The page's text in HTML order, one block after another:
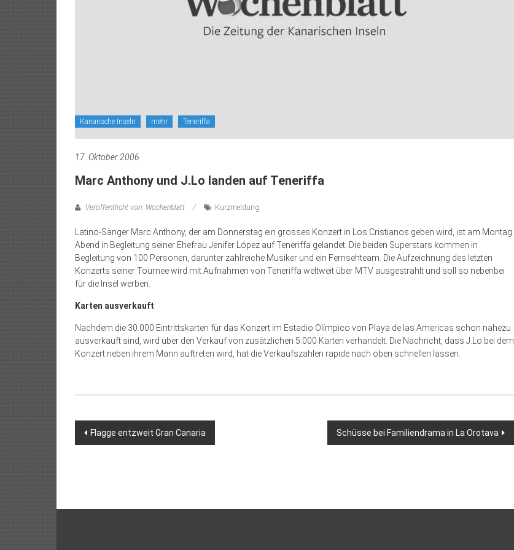
Kanarische Inseln mehr Teneriffa
17. Oktober 2006
Marc Anthony und J.Lo landen auf Teneriffa
Veröffentlicht von: Wochenblatt Kurzmeldung
Latino-Sänger Marc Anthony, der am Donnerstag ein grosses Konzert in Los Cristianos geben wird, ist am Montag
Abend in Begleitung seiner Ehefrau Jenifer López auf Teneriffa gelandet. Die beiden Superstars kommen in
Begleitung von 100 Personen, darunter zahlreiche Musiker und ein Fernsehteam. Die Aufzeichnung des letzten
Konzerts seiner Tournee wird mit Aufnahmen von Teneriffa weltweit über MTV ausgestrahlt und soll so nebenbei
für die Insel werben.
Karten ausverkauft
Nachdem die 30.000 Eintrittskarten für das Konzert im Estadio Olímpico von Playa de las Americas schon nahezu
ausverkauft sind, wird über den Verkauf von zusätzlichen 5.000 Karten verhandelt. Die Nachricht, dass J.Lo bei dem
Konzert neben ihrem Mann auftreten wird, hat die Verkaufszahlen rapide nach oben schnellen lassen.
Beitragsnavigation
Flagge entzweit Gran Canaria Schüsse bei Familiendrama in La Orotava